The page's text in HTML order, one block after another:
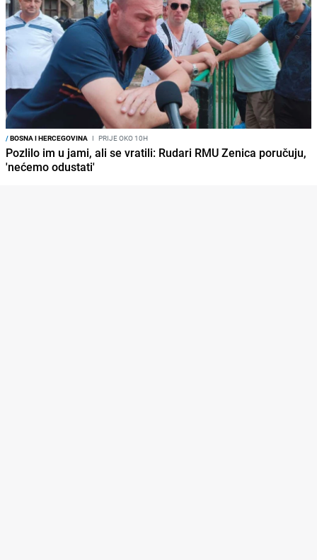
/BOSNA I HERCEGOVINA I PRIJE OKO 10H
Pozlilo im u jami, ali se vratili: Rudari RMU Zenica poručuju,
'nećemo odustati'